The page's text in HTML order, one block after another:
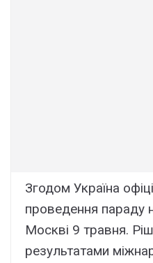
Згодом Україна
проведення параду
Москві 9 травня.
результатами